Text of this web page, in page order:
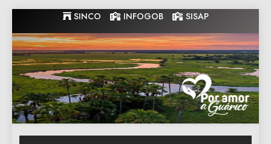
to
content
SINCO INFOGOB SISAP
Gobernacion
de Guarico
Gobernacion de Guarico